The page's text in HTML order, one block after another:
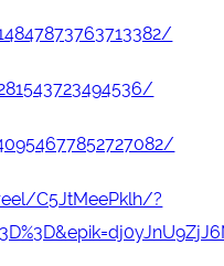
C5JtMeePklh/?